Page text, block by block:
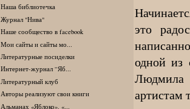
Наша библиотечка
Журнал "Нива"
Наше сообщество в facebook
Мои сайты и сайты мо...
Литературные посиделки
Интернет-журнал “Яб...
Литературный клуб
Авторы реализуют свои книги
Альманах «Яблоко». «...
это
одной из
Людмила
артистам